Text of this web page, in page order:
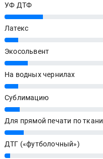
УФ ДТФ
20%
Латекс
7%
Экосольвент
12%
На водных чернилах
7%
Сублимацию
8%
Для прямой печати по ткани
10%
ДТГ («футболочный»)
3%